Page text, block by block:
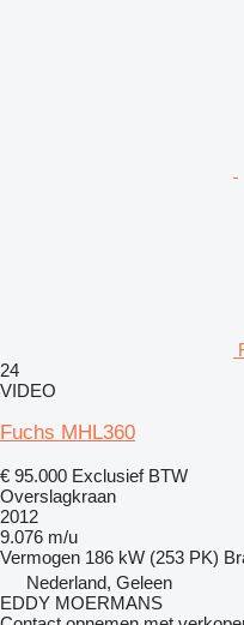
24
VIDEO
Fuchs MHL360
€ 95.000 Exclusief BTW
Overslagkraan
2012
9.076 m/u
Vermogen 186 kW (253 PK)
Nederland, Geleen
EDDY MOERMANS